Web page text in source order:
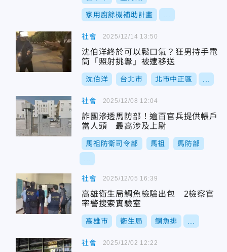
家用廚餘機補助計畫
社會
沈伯洋終於可以鬆口氣？狂男持手電
筒「照射挑釁」被逮移送
沈伯洋 台北市 北市中正區
2025/12/14 13:50
社會
詐團滲透馬防部！逾百官兵提供帳戶
當人頭 最高涉及上尉
馬祖防衛司令部 馬祖 馬防部
2025/12/08 12:04
社會
高雄衛生局鯛魚檢驗出包 2檢察官
率警搜索實驗室
高雄市 衛生局 鯛魚排
2025/12/05 16:39
社會 2025/12/02 12:22